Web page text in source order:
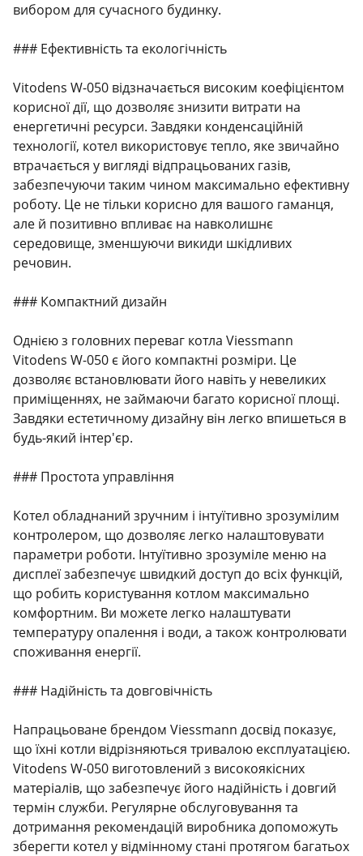
вибором для сучасного будинку.
### Ефективність та екологічність
Vitodens W-050 відзначається високим коефіцієнтом
корисної дії, що дозволяє знизити витрати на
енергетичні ресурси. Завдяки конденсаційній
технології, котел використовує тепло, яке звичайно
втрачається у вигляді відпрацьованих газів,
забезпечуючи таким чином максимально ефективну
роботу. Це не тільки корисно для вашого гаманця,
але й позитивно впливає на навколишнє
середовище, зменшуючи викиди шкідливих
речовин.
### Компактний дизайн
Однією з головних переваг котла Viessmann
Vitodens W-050 є його компактні розміри. Це
дозволяє встановлювати його навіть у невеликих
приміщеннях, не займаючи багато корисної площі.
Завдяки естетичному дизайну він легко впишеться в
будь-який інтер'єр.
### Простота управління
Котел обладнаний зручним і інтуїтивно зрозумілим
контролером, що дозволяє легко налаштовувати
параметри роботи. Інтуїтивно зрозуміле меню на
дисплеї забезпечує швидкий доступ до всіх функцій,
що робить користування котлом максимально
комфортним. Ви можете легко налаштувати
температуру опалення і води, а також контролювати
споживання енергії.
### Надійність та довговічність
Напрацьоване брендом Viessmann досвід показує,
що їхні котли відрізняються тривалою експлуатацією.
Vitodens W-050 виготовлений з високоякісних
матеріалів, що забезпечує його надійність і довгий
термін служби. Регулярне обслуговування та
дотримання рекомендацій виробника допоможуть
зберегти котел у відмінному стані протягом багатьох